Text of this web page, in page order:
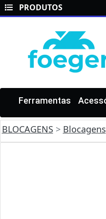
PRODUTOS
Ferramentas
BLOCAGENS > Blocagens